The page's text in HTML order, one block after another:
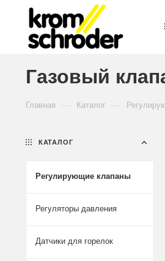
Газовый
Главная Каталог
КАТАЛОГ
Регулирующие клапаны
Регуляторы давления
Датчики для горелок